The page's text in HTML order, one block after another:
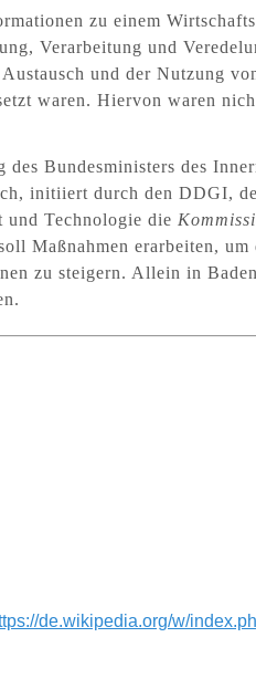
zu einem
Verarbeitung und
und der Nutzung
waren. Hiervon waren
Bundesministers des
initiiert durch den DDGI,
und Technologie die
Maßnahmen erarbeiten, um
zu steigern. Allein in
de.wikipedia.org/w/